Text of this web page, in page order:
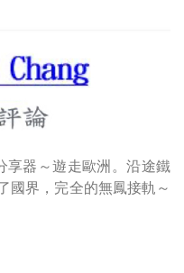
享器～遊走歐洲。沿途鐵
國界，完全的無鳳接軌～